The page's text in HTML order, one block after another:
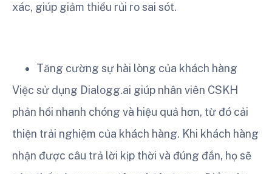
xác, giúp giảm thiểu rủi ro sai sót.
Tăng cường sự hài lòng của khách hàng
Việc sử dụng Dialogg.ai giúp nhân viên CSKH
phản hồi nhanh chóng và hiệu quả hơn, từ đó cải
thiện trải nghiệm của khách hàng. Khi khách hàng
nhận được câu trả lời kịp thời và đúng đắn, họ sẽ